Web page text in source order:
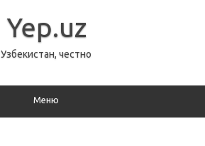
Yep.uz
Узбекистан, честно
Меню